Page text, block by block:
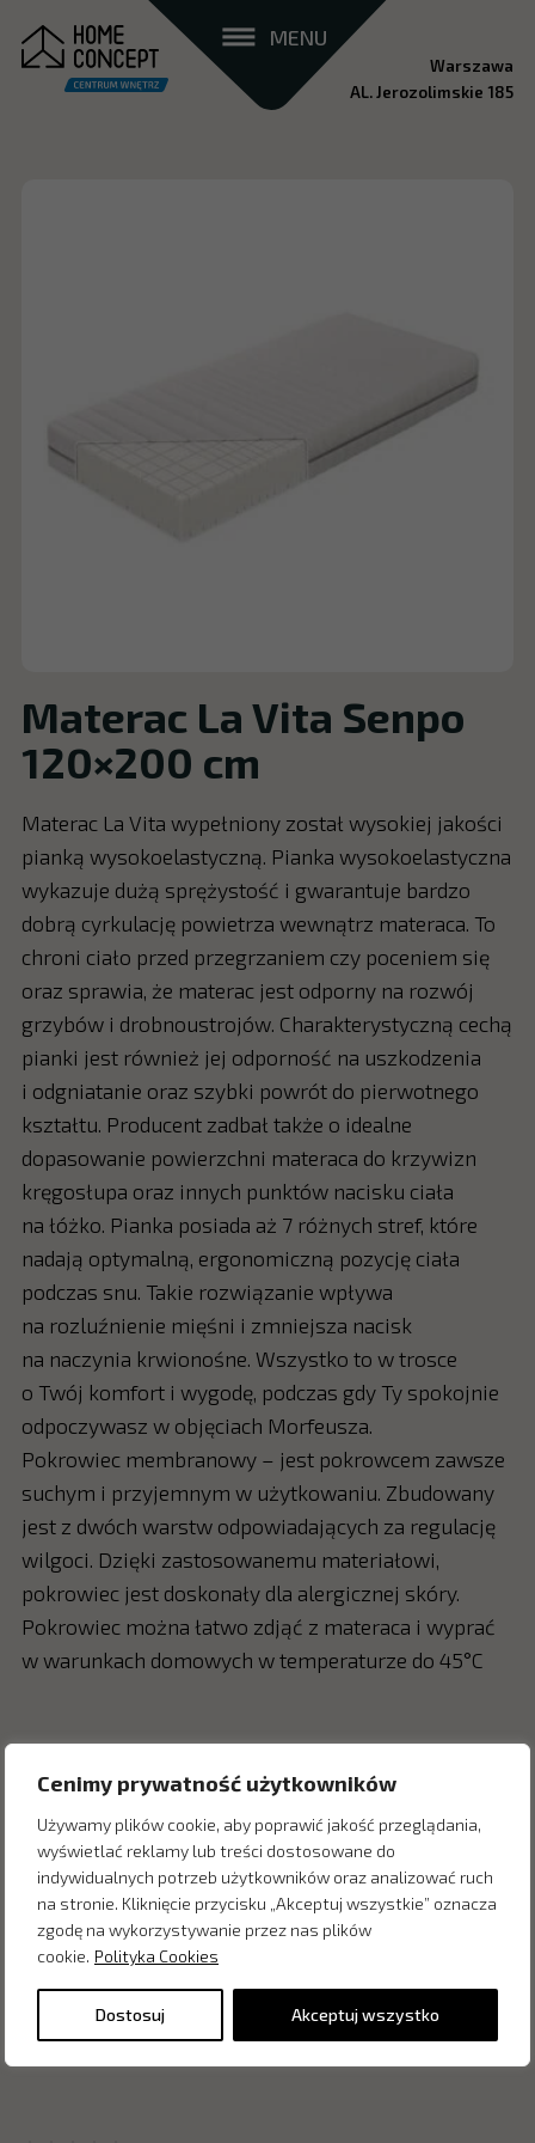
Cenimy prywatność użytkowników
Używamy plików cookie, aby poprawić jakość przeglądania,
wyświetlać reklamy lub treści dostosowane do
indywidualnych potrzeb użytkowników oraz analizować ruch
na stronie. Kliknięcie przycisku „Akceptuj wszystkie” oznacza
zgodę na wykorzystywanie przez nas plików
cookie. Polityka Cookies
Dostosuj Akceptuj wszystko
MENU
Warszawa
AL. Jerozolimskie 185
Materac La Vita Senpo
120×200 cm
Materac La Vita wypełniony został wysokiej jakości
pianką wysokoelastyczną. Pianka wysokoelastyczna
wykazuje dużą sprężystość i gwarantuje bardzo
dobrą cyrkulację powietrza wewnątrz materaca. To
chroni ciało przed przegrzaniem czy poceniem się
oraz sprawia, że materac jest odporny na rozwój
grzybów i drobnoustrojów. Charakterystyczną cechą
pianki jest również jej odporność na uszkodzenia
i odgniatanie oraz szybki powrót do pierwotnego
kształtu. Producent zadbał także o idealne
dopasowanie powierzchni materaca do krzywizn
kręgosłupa oraz innych punktów nacisku ciała
na łóżko. Pianka posiada aż 7 różnych stref, które
nadają optymalną, ergonomiczną pozycję ciała
podczas snu. Takie rozwiązanie wpływa
na rozluźnienie mięśni i zmniejsza nacisk
na naczynia krwionośne. Wszystko to w trosce
o Twój komfort i wygodę, podczas gdy Ty spokojnie
odpoczywasz w objęciach Morfeusza.
Pokrowiec membranowy – jest pokrowcem zawsze
suchym i przyjemnym w użytkowaniu. Zbudowany
jest z dwóch warstw odpowiadających za regulację
wilgoci. Dzięki zastosowanemu materiałowi,
pokrowiec jest doskonały dla alergicznej skóry.
Pokrowiec można łatwo zdjąć z materaca i wyprać
w warunkach domowych w temperaturze do 45°C
Zapytaj o cenę w salonie: